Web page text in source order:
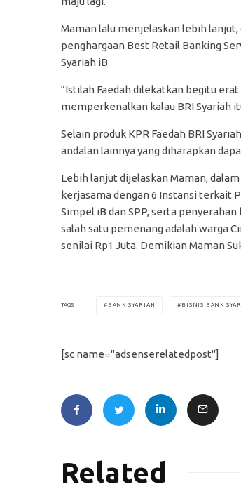
Maman lalu menjelaskan lebih lanjut,
penghargaan Best Retail Banking
Syariah iB.
“Istilah Faedah dilekatkan begitu
memperkenalkan kalau BRI Syariah
Selain produk KPR Faedah BRI
andalan lainnya yang diharapkan
Lebih lanjut dijelaskan Maman,
kerjasama dengan 6 Instansi terkait
Simpel iB dan SPP, serta
salah satu pemenang adalah warga
senilai Rp1 Juta. Demikian Maman
TAGS BANK SYARIAH BISNIS BANK
[sc name="adsenserelatedpost"]
Related